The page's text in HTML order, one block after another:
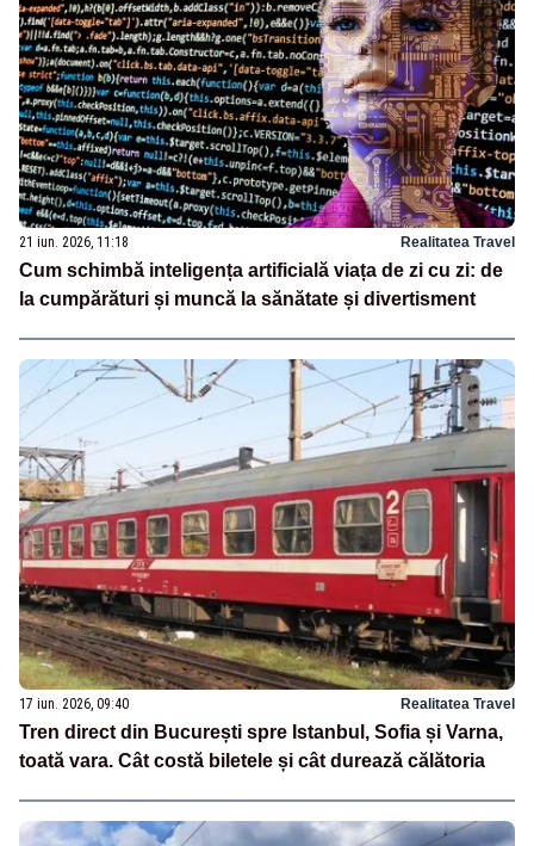
21 iun. 2026, 11:18 Realitatea Travel
Cum schimbă inteligența artificială viața de zi cu zi: de
la cumpărături și muncă la sănătate și divertisment
17 iun. 2026, 09:40 Realitatea Travel
Tren direct din București spre Istanbul, Sofia și Varna,
toată vara. Cât costă biletele și cât durează călătoria